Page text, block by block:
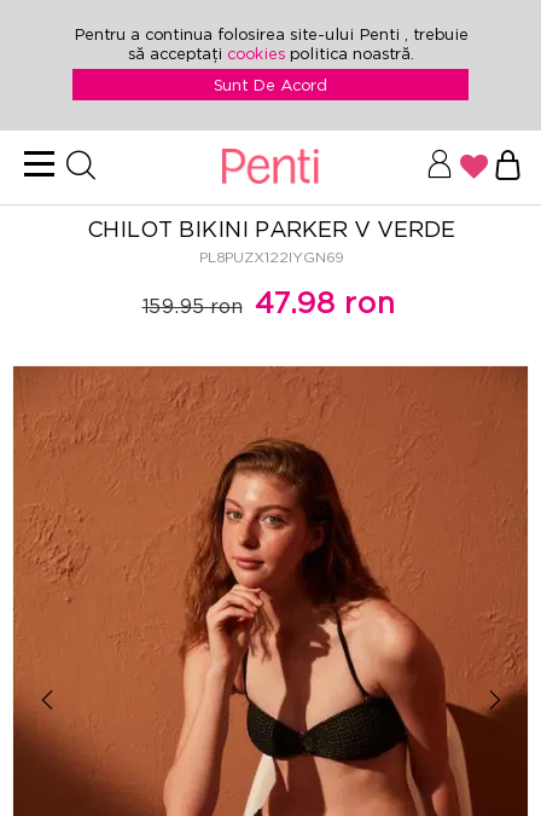
Pentru a continua folosirea site-ului Penti , trebuie
să acceptați cookies politica noastră.
Sunt De Acord
CHILOT BIKINI PARKER V VERDE
PL8PUZX122IYGN69
159.95 ron 47.98 ron